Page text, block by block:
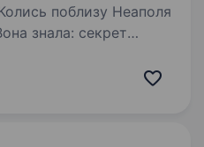
поблизу Неаполя
знала: секрет
свою справу душу.